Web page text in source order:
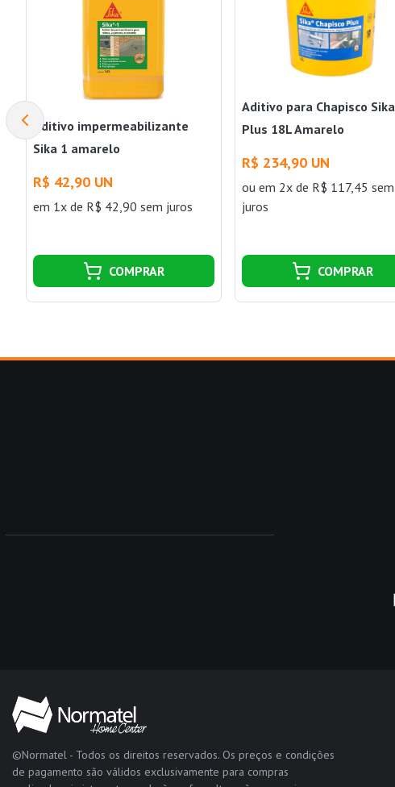
Aditivo impermeabilizante
Sika 1 amarelo
R$ 42,90 UN
em 1x de R$ 42,90 sem juros
COMPRAR
Aditivo para Chapisco Sika
Plus 18L Amarelo
R$ 234,90 UN
ouem 2x de R$ 117,45 sem
juros
COMPRAR
©Normatel - Todos os direitos reservados. Os preços e condições
de pagamento são válidos exclusivamente para compras